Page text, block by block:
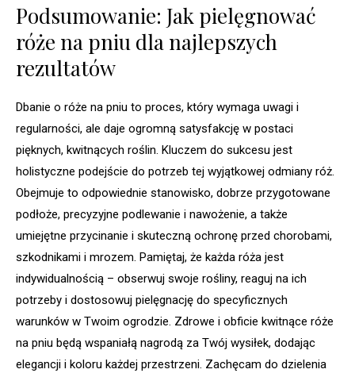
Podsumowanie: Jak pielęgnować
róże na pniu dla najlepszych
rezultatów
Dbanie o róże na pniu to proces, który wymaga uwagi i
regularności, ale daje ogromną satysfakcję w postaci
pięknych, kwitnących roślin. Kluczem do sukcesu jest
holistyczne podejście do potrzeb tej wyjątkowej odmiany róż.
Obejmuje to odpowiednie stanowisko, dobrze przygotowane
podłoże, precyzyjne podlewanie i nawożenie, a także
umiejętne przycinanie i skuteczną ochronę przed chorobami,
szkodnikami i mrozem. Pamiętaj, że każda róża jest
indywidualnością – obserwuj swoje rośliny, reaguj na ich
potrzeby i dostosowuj pielęgnację do specyficznych
warunków w Twoim ogrodzie. Zdrowe i obficie kwitnące róże
na pniu będą wspaniałą nagrodą za Twój wysiłek, dodając
elegancji i koloru każdej przestrzeni. Zachęcam do dzielenia